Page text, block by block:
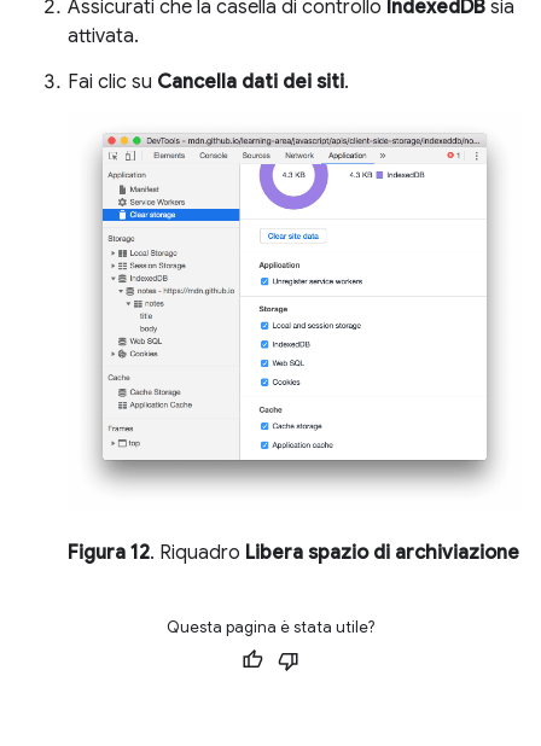
Assicurati che la casella di controllo IndexedDB sia
attivata.
Fai clic su Cancella dati dei siti.
Figura 12. Riquadro Libera spazio di archiviazione
Questa pagina è stata utile?